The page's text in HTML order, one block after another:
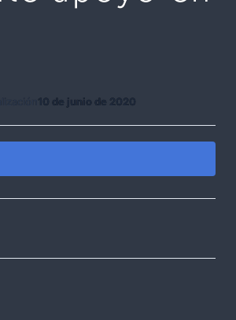
10 de junio de 2020